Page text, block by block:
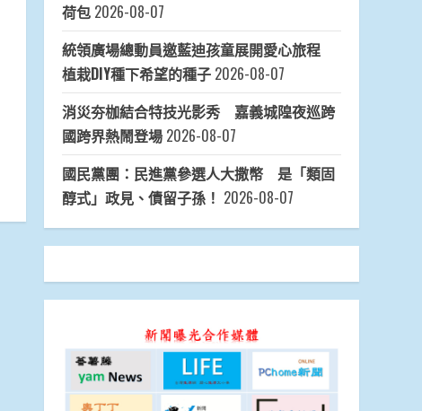
荷包 2026-08-07
統領廣場總動員邀藍迪孩童展開愛心旅程
植栽DIY種下希望的種子 2026-08-07
消災夯枷結合特技光影秀 嘉義城隍夜巡跨
國跨界熱鬧登場 2026-08-07
國民黨團：民進黨參選人大撒幣 是「類固
醇式」政見、債留子孫！ 2026-08-07